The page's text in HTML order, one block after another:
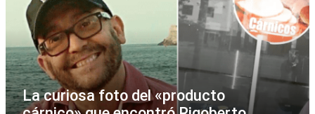
La curiosa foto del «producto